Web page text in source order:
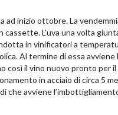
ad inizio ottobre. La
cassette. L’uva una volta
in vinificatori a
Al termine di essa
così il vino nuovo pronto per
in acciaio di circa 5
che avviene